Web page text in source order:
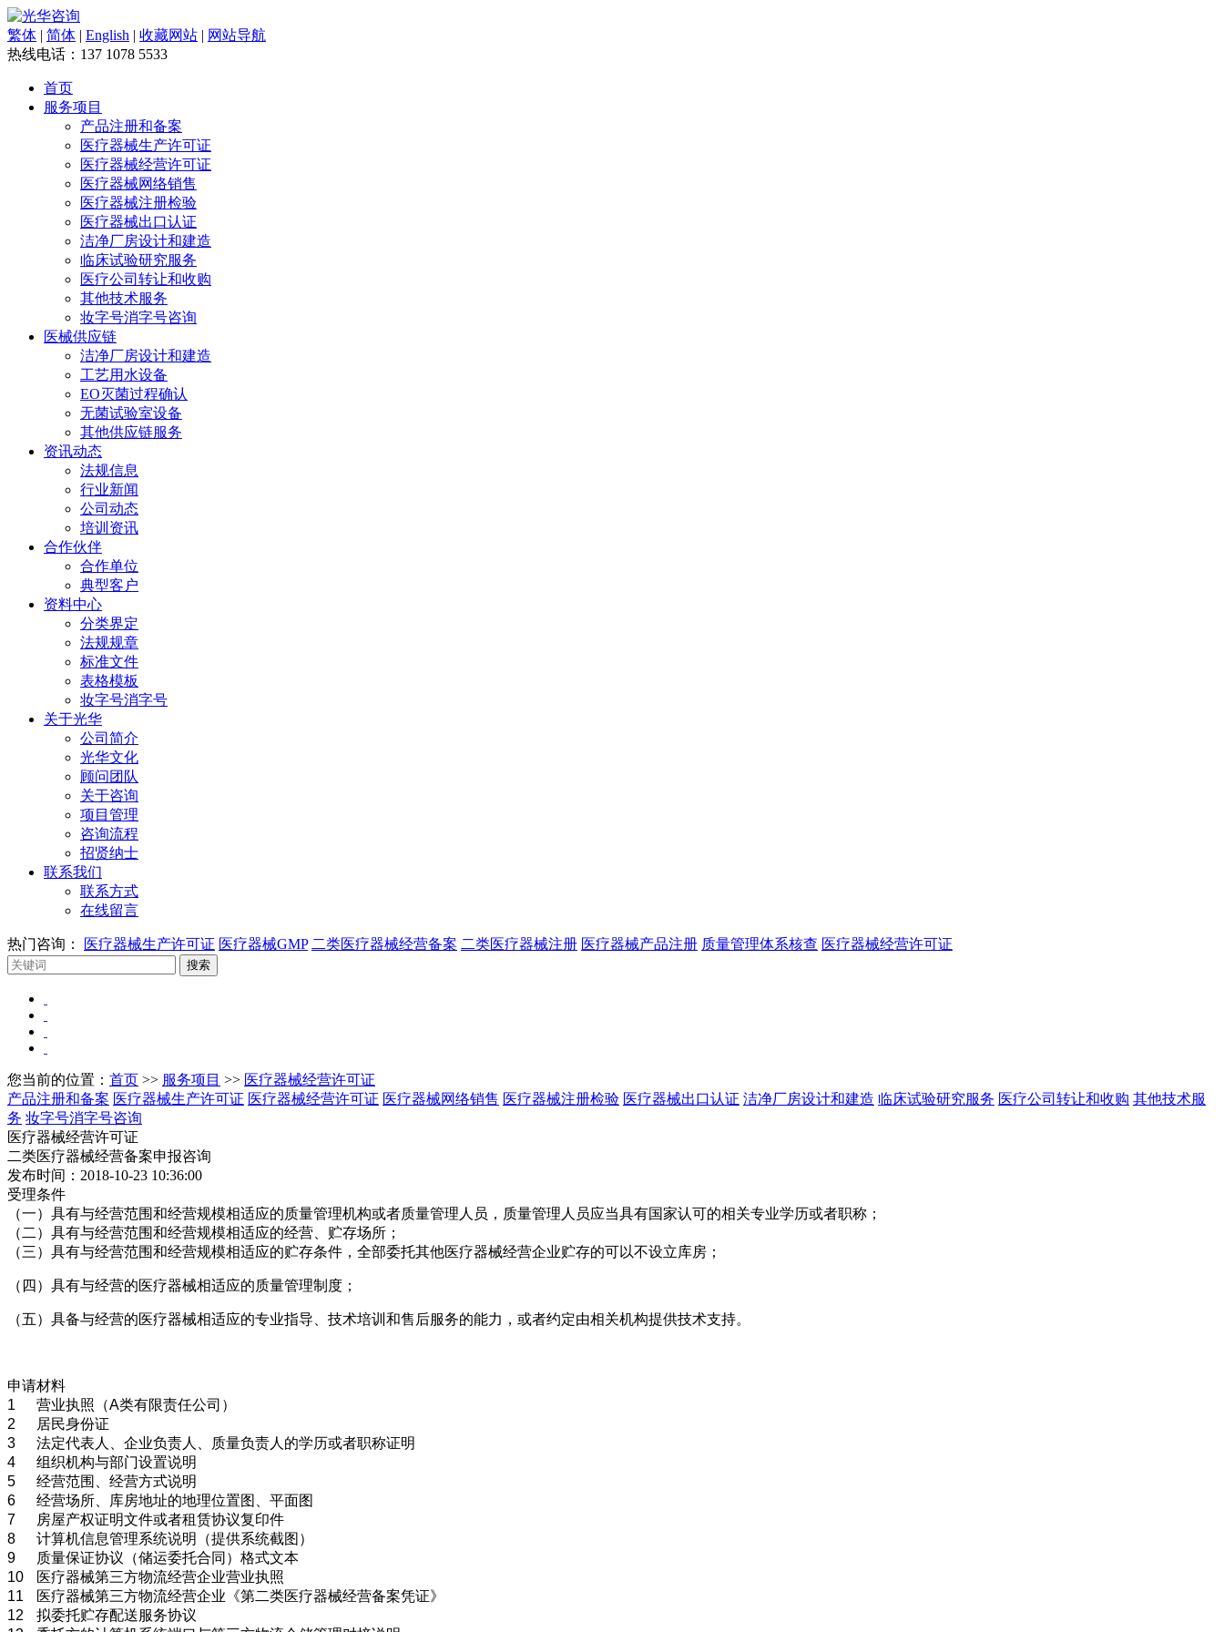
繁体 | 简体 | English | 收藏网站 | 网站导航
热线电话： 137 1078 5533
首页
服务项目
产品注册和备案
医疗器械生产许可证
医疗器械经营许可证
医疗器械网络销售
医疗器械注册检验
医疗器械出口认证
洁净厂房设计和建造
临床试验研究服务
医疗公司转让和收购
其他技术服务
妆字号消字号咨询
医械供应链
洁净厂房设计和建造
工艺用水设备
EO灭菌过程确认
无菌试验室设备
其他供应链服务
资讯动态
法规信息
行业新闻
公司动态
培训资讯
合作伙伴
合作单位
典型客户
资料中心
分类界定
法规规章
标准文件
表格模板
妆字号消字号
关于光华
公司简介
光华文化
顾问团队
关于咨询
项目管理
咨询流程
招贤纳士
联系我们
联系方式
在线留言
热门咨询： 医疗器械生产许可证 医疗器械GMP 二类医疗器械经营备案 二类医疗器械注册 医疗器械产品注册 质量管理体系核查 医疗器械经营许可证
您当前的位置： 首页 >> 服务项目 >> 医疗器械经营许可证
产品注册和备案 医疗器械生产许可证 医疗器械经营许可证 医疗器械网络销售 医疗器械注册检验 医疗器械出口认证 洁净厂房设计和建造 临床试验研究服务 医疗公司转让和收购 其他技术服
务 妆字号消字号咨询
医疗器械经营许可证
二类医疗器械经营备案申报咨询
发布时间：2018-10-23 10:36:00
受理条件
（一）具有与经营范围和经营规模相适应的质量管理机构或者质量管理人员，质量管理人员应当具有国家认可的相关专业学历或者职称；
（二）具有与经营范围和经营规模相适应的经营、贮存场所；
（三）具有与经营范围和经营规模相适应的贮存条件，全部委托其他医疗器械经营企业贮存的可以不设立库房；
（四）具有与经营的医疗器械相适应的质量管理制度；
（五）具备与经营的医疗器械相适应的专业指导、技术培训和售后服务的能力，或者约定由相关机构提供技术支持。
申请材料
1
营业执照（A类有限责任公司）
2
居民身份证
3
法定代表人、企业负责人、质量负责人的学历或者职称证明
4
组织机构与部门设置说明
5
经营范围、经营方式说明
6
经营场所、库房地址的地理位置图、平面图
7
房屋产权证明文件或者租赁协议复印件
8
计算机信息管理系统说明（提供系统截图）
9
质量保证协议（储运委托合同）格式文本
10
医疗器械第三方物流经营企业营业执照
11
医疗器械第三方物流经营企业《第二类医疗器械经营备案凭证》
12
拟委托贮存配送服务协议